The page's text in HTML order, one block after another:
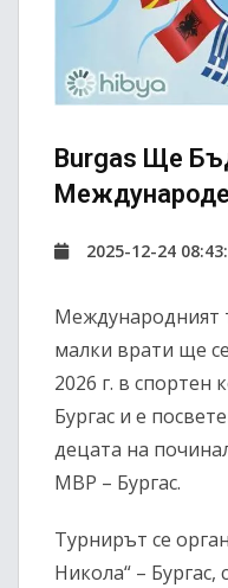
Burgas Ще
2025-12-24
Международният
малки врати ще
2026 г. в спортен
Бургас и е
децата на
МВР – Бургас.
Турнирът се
Никола“ – Бургас,